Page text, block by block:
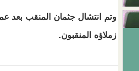
وتم انتشال جثمان المنقب بعد
زملاؤه المنقبون.